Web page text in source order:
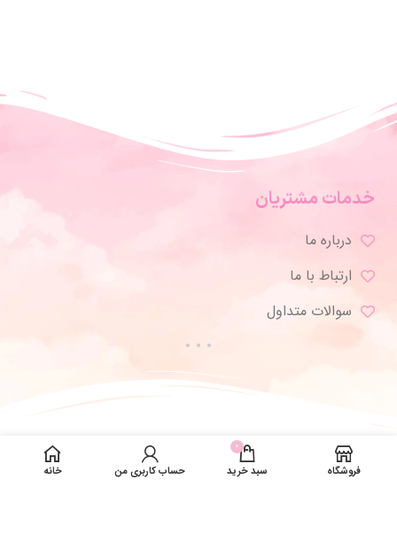
خدمات مشتریان
درباره ما
ارتباط با ما
سوالات متداول
فروشگاه
0
سبد خرید حساب کاربری من خانه